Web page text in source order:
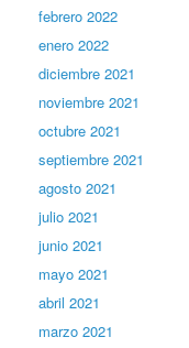
febrero 2022
enero 2022
diciembre 2021
noviembre 2021
octubre 2021
septiembre 2021
agosto 2021
julio 2021
junio 2021
mayo 2021
abril 2021
marzo 2021